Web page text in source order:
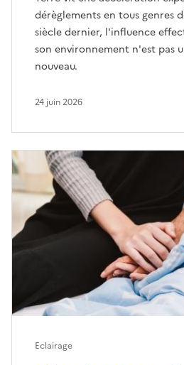
dérèglements en tous genres
siècle dernier, l'influence
son environnement n'est pas
nouveau.
24 juin 2026
Eclairage